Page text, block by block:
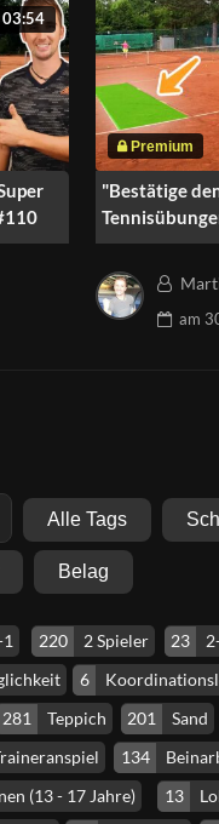
03:54
"Bestätige
#111
am
Alle Tags
Belag
1 220 2 Spieler 23
6
281 Teppich 201 Sand
134
(13 - 17 Jahre) 13